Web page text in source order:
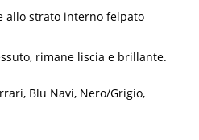
allo strato interno felpato
rimane liscia e brillante.
Blu Navi, Nero/Grigio,